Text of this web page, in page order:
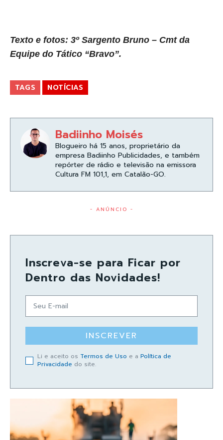
Texto e fotos: 3º Sargento Bruno – Cmt da
Equipe do Tático “Bravo”.
TAGS NOTÍCIAS
Badiinho Moisés
Blogueiro há 15 anos, proprietário da
empresa Badiinho Publicidades, e também
repórter de rádio e televisão na emissora
Cultura FM 101,1, em Catalão-GO.
- ANÚNCIO -
Inscreva-se para Ficar por
Dentro das Novidades!
INSCREVER
Li e aceito os Termos de Uso e a Política de
Privacidade do site.